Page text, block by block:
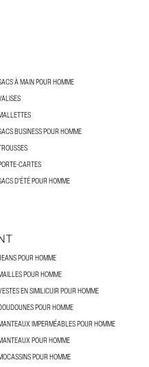
À MAIN POUR HOMME
BUSINESS POUR HOMME
CARTES
D'ÉTÉ POUR HOMME
POUR HOMME
POUR HOMME
EN SIMILICUIR POUR HOMME
POUR HOMME
IMPERMÉABLES POUR HOMME
POUR HOMME
POUR HOMME